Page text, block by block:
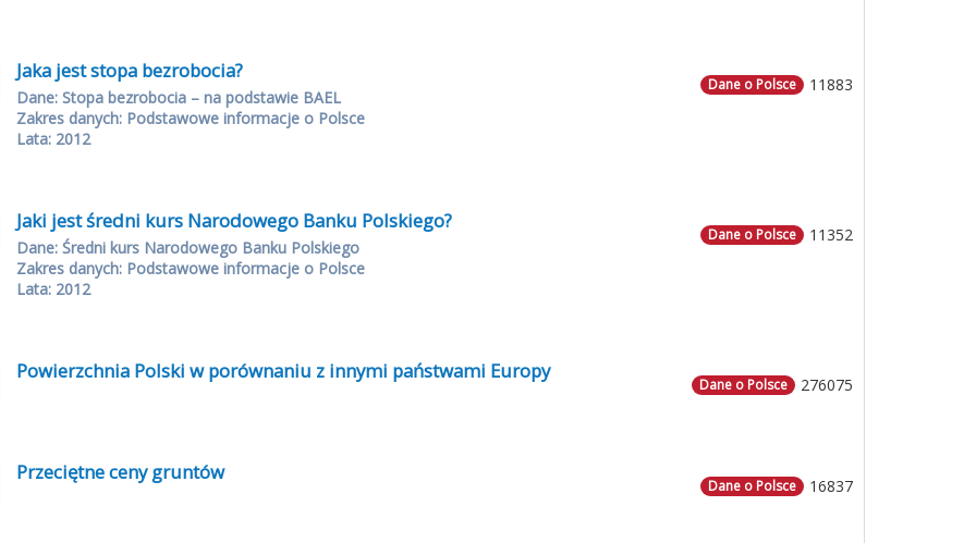
11883
Dane o Polsce
Jaka jest stopa bezrobocia?
Dane: Stopa bezrobocia – na podstawie BAEL
Zakres danych: Podstawowe informacje o Polsce
Lata: 2012
11352
Dane o Polsce
Jaki jest średni kurs Narodowego Banku Polskiego?
Dane: Średni kurs Narodowego Banku Polskiego
Zakres danych: Podstawowe informacje o Polsce
Lata: 2012
276075
Dane o Polsce
Powierzchnia Polski w porównaniu z innymi państwami Europy
16837
Dane o Polsce
Przeciętne ceny gruntów